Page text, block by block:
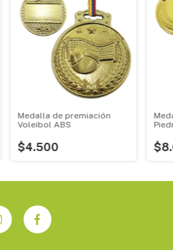
Medalla de premiación
Voleibol ABS
$4.500